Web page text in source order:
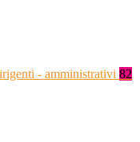
- amministrativi 82